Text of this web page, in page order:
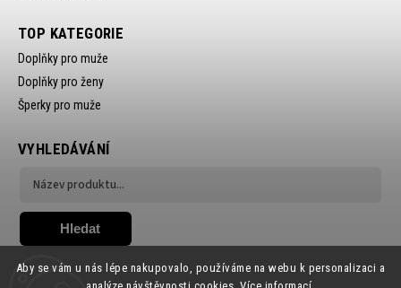
Aby se vám u nás lépe nakupovalo, používáme na webu k personalizaci a
TOP KATEGORIE
Doplňky pro muže
Doplňky pro ženy
Šperky pro muže
VYHLEDÁVÁNÍ
Hledat